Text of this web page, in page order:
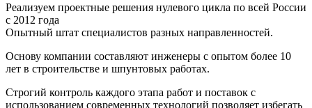
Реализуем проектные решения нулевого цикла по всей России
с 2012 года
Опытный штат специалистов разных направленностей.
Основу компании составляют инженеры с опытом более 10
лет в строительстве и шпунтовых работах.
Строгий контроль каждого этапа работ и поставок с
использованием современных технологий позволяет избегать